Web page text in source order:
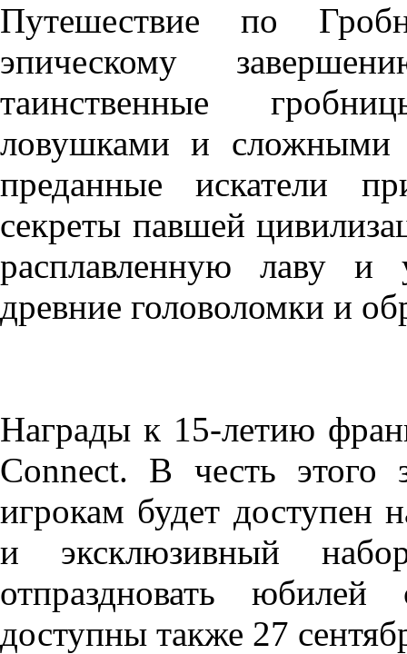
Путешествие по
эпическому
таинственные
ловушками и сложными
преданные искатели
секреты павшей
расплавленную лаву и
древние головоломки и
Награды к 15-летию
Connect. В честь этого
игрокам будет доступен
и эксклюзивный
отпраздновать
доступны также 27